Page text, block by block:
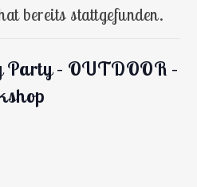
bereits stattgefunden.
Party – OUTDOOR –